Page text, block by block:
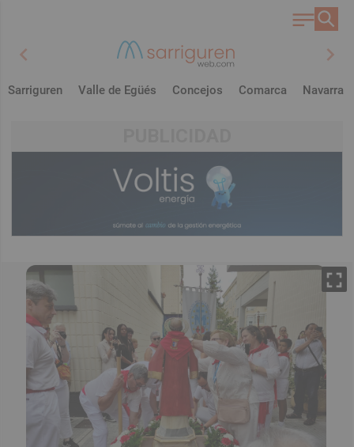
chevron_left chevron_right
Sarriguren Valle de Egüés Concejos Comarca Navarra